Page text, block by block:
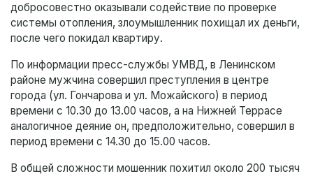
добросовестно оказывали содействие по проверке
системы отопления, злоумышленник похищал их деньги,
после чего покидал квартиру.
По информации пресс-службы УМВД, в Ленинском
районе мужчина совершил преступления в центре
города (ул. Гончарова и ул. Можайского) в период
времени с 10.30 до 13.00 часов, а на Нижней Террасе
аналогичное деяние он, предположительно, совершил в
период времени с 14.30 до 15.00 часов.
В общей сложности мошенник похитил около 200 тысяч